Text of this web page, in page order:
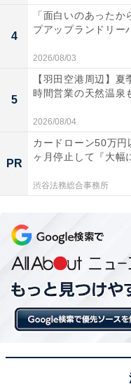
しかし、万一購入者
い」といったクレー
ようがありません。
ブルがあったとき、
けられないこともある
購入者に確認せず
出品者は送料を抑え
4
「面白いのあった
プアップランドリー
2026/08/03
5
【羽田空港周辺】
時間営業の天然温泉
2026/08/04
PR
カードローン50万
ヶ月停止して『大幅
渋谷法務総合事務所